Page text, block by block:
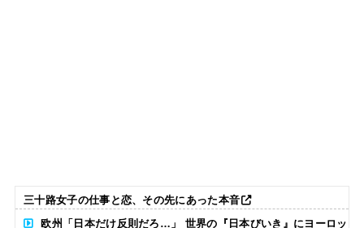
三十路女子の仕事と恋、その先にあった本音
欧州「日本だけ反則だろ…」 世界の『日本びいき』にヨーロッ